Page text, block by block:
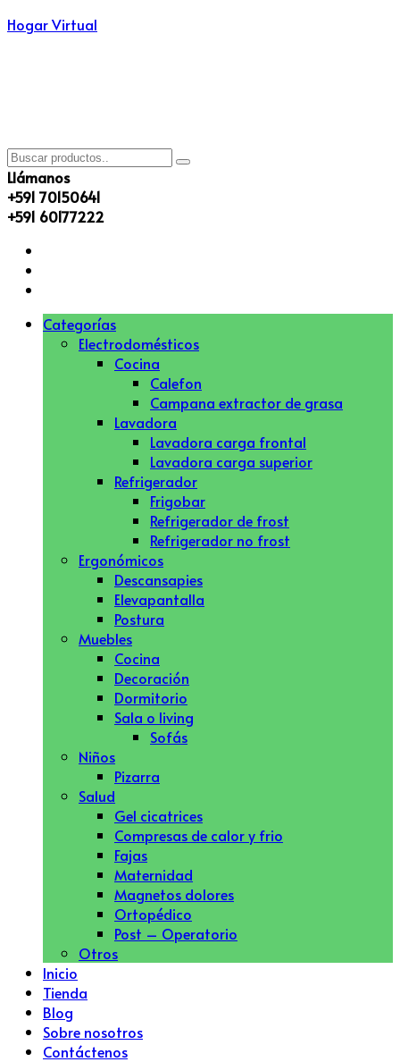
Hogar Virtual
Llámanos
+591 70150641
+591 60177222
Menú Categorías
Electrodomésticos
Cocina
Calefon
Campana extractor de grasa
Lavadora
Lavadora carga frontal
Lavadora carga superior
Refrigerador
Frigobar
Refrigerador de frost
Refrigerador no frost
Ergonómicos
Descansapies
Elevapantalla
Postura
Muebles
Cocina
Decoración
Dormitorio
Sala o living
Sofás
Niños
Pizarra
Salud
Gel cicatrices
Compresas de calor y frio
Fajas
Maternidad
Magnetos dolores
Ortopédico
Post – Operatorio
Otros
Inicio
Tienda
Blog
Sobre nosotros
Contáctenos